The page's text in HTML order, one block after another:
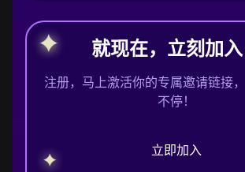
就现在，立刻加入
注册，马上激活你的专属邀请链接
不停！
立即加入